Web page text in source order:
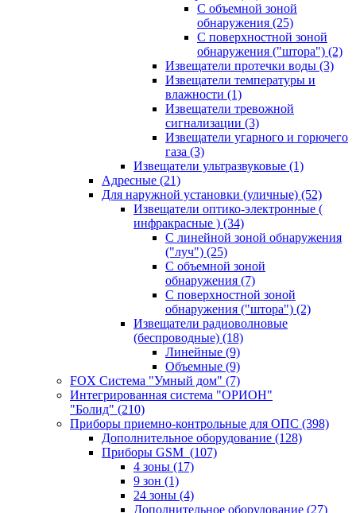
С объемной зоной
обнаружения (25)
С поверхностной зоной
обнаружения ("штора") (2)
Извещатели протечки воды (3)
Извещатели температуры и
влажности (1)
Извещатели тревожной
сигнализации (3)
Извещатели угарного и горючего
газа (3)
Извещатели ультразвуковые (1)
Адресные (21)
Для наружной установки (уличные) (52)
Извещатели оптико-электронные (
инфракрасные ) (34)
С линейной зоной обнаружения
("луч") (25)
С объемной зоной
обнаружения (7)
С поверхностной зоной
обнаружения ("штора") (2)
Извещатели радиоволновые
(беспроводные) (18)
Линейные (9)
Объемные (9)
FOX Система "Умный дом" (7)
Интегрированная система "ОРИОН"
"Болид" (210)
Приборы приемно-контрольные для ОПС (398)
Дополнительное оборудование (128)
Приборы GSM (107)
4 зоны (17)
9 зон (1)
24 зоны (4)
Дополнительное оборудование (27)